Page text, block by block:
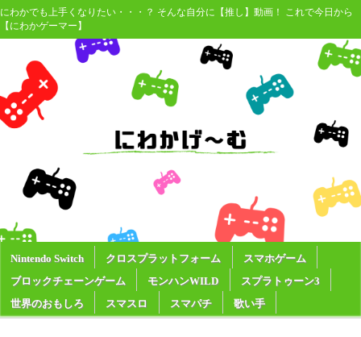
にわかでも上手くなりたい・・・？ そんな自分に【推し】動画！ これで今日から
【にわかゲーマー】
Nintendo Switch クロスプラットフォーム
スマホゲーム
ブロックチェーンゲーム
モンハンWILD
スプラトゥーン3
世界のおもしろ
スマスロ スマパチ 歌い手